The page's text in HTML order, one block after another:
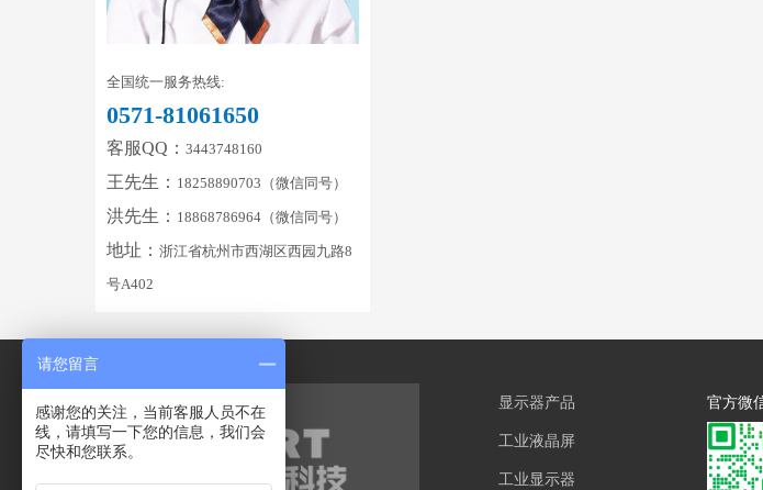
全国统一服务热线:
0571-81061650
客服QQ： 3443748160
王先生： 18258890703（微信同号）
洪先生： 18868786964（微信同号）
地址： 浙江省杭州市西湖区西园九路8
号A402
显示器产品
工业液晶屏
工业显示器
官方微
请您留言
感谢您的关注，当前客服人员不在
线，请填写一下您的信息，我们会
尽快和您联系。